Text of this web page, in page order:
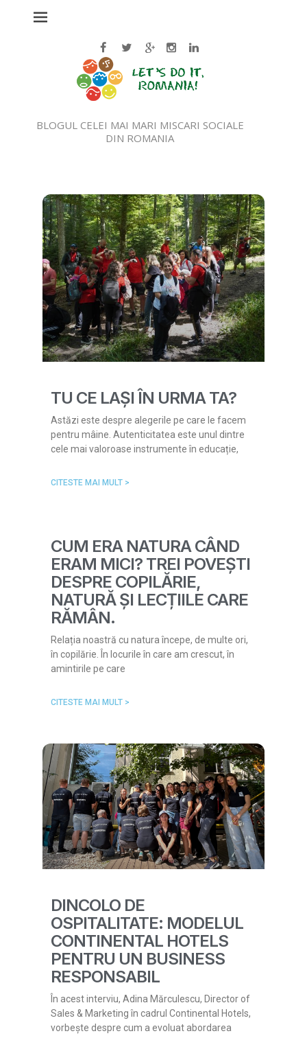
BLOGUL CELEI MAI MARI MISCARI SOCIALE
DIN ROMANIA
TU CE LAȘI ÎN URMA TA?
Astăzi este despre alegerile pe care le facem
pentru mâine. Autenticitatea este unul dintre
cele mai valoroase instrumente în educație,
CITESTE MAI MULT >
CUM ERA NATURA CÂND
ERAM MICI? TREI POVEȘTI
DESPRE COPILĂRIE,
NATURĂ ȘI LECȚIILE CARE
RĂMÂN.
Relația noastră cu natura începe, de multe ori,
în copilărie. În locurile în care am crescut, în
amintirile pe care
CITESTE MAI MULT >
DINCOLO DE
OSPITALITATE: MODELUL
CONTINENTAL HOTELS
PENTRU UN BUSINESS
RESPONSABIL
În acest interviu, Adina Mărculescu, Director of
Sales & Marketing în cadrul Continental Hotels,
vorbește despre cum a evoluat abordarea